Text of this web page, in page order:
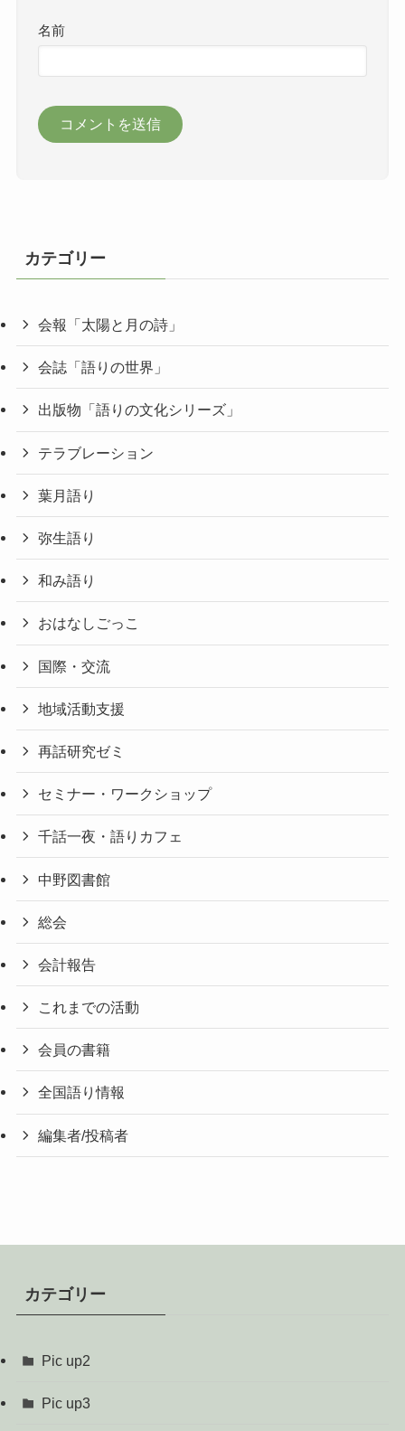
名前
カテゴリー
会報「太陽と月の詩」
会誌「語りの世界」
出版物「語りの文化シリーズ」
テラブレーション
葉月語り
弥生語り
和み語り
おはなしごっこ
国際・交流
地域活動支援
再話研究ゼミ
セミナー・ワークショップ
千話一夜・語りカフェ
中野図書館
総会
会計報告
これまでの活動
会員の書籍
全国語り情報
編集者/投稿者
カテゴリー
Pic up2
Pic up3